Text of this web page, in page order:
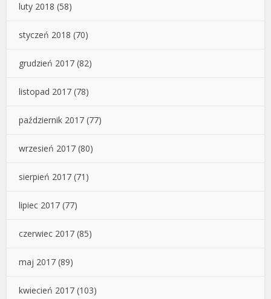
luty 2018 (58)
styczeń 2018 (70)
grudzień 2017 (82)
listopad 2017 (78)
październik 2017 (77)
wrzesień 2017 (80)
sierpień 2017 (71)
lipiec 2017 (77)
czerwiec 2017 (85)
maj 2017 (89)
kwiecień 2017 (103)